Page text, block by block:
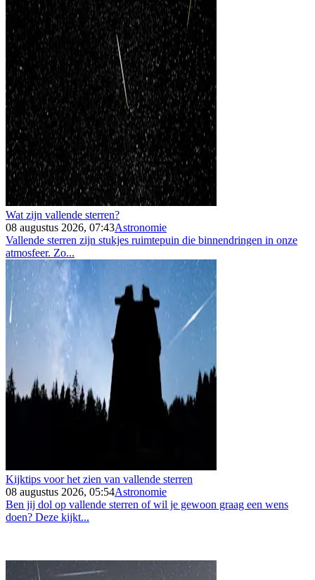
Wat zijn vallende sterren?
08 augustus 2026, 07:43Astronomie
Vallende sterren zijn stukjes ruimtepuin die binnendringen in onze
atmosfeer. Zo...
Kijktips voor het zien van vallende sterren
08 augustus 2026, 05:54Astronomie
Ben jij dol op vallende sterren of wil je gewoon graag een wens
doen? Deze kijkt...